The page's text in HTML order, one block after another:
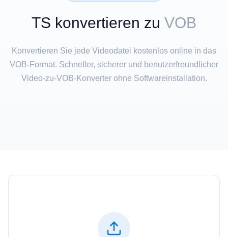
⁦TS⁩ konvertieren zu VOB
Konvertieren Sie jede Videodatei kostenlos online in das
VOB-Format. Schneller, sicherer und benutzerfreundlicher
Video-zu-VOB-Konverter ohne Softwareinstallation.